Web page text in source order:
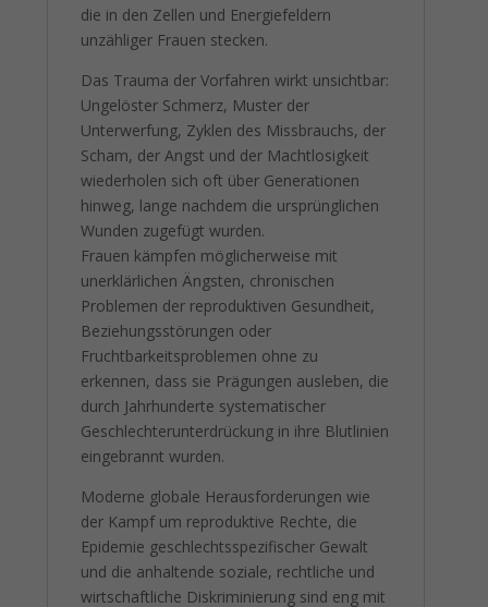
die in den Zellen und Energiefeldern
unzähliger Frauen stecken.
Das Trauma der Vorfahren wirkt unsichtbar:
Ungelöster Schmerz, Muster der
Unterwerfung, Zyklen des Missbrauchs, der
Scham, der Angst und der Machtlosigkeit
wiederholen sich oft über Generationen
hinweg, lange nachdem die ursprünglichen
Wunden zugefügt wurden.
Frauen kämpfen möglicherweise mit
unerklärlichen Ängsten, chronischen
Problemen der reproduktiven Gesundheit,
Beziehungsstörungen oder
Fruchtbarkeitsproblemen ohne zu
erkennen, dass sie Prägungen ausleben, die
durch Jahrhunderte systematischer
Geschlechterunterdrückung in ihre Blutlinien
eingebrannt wurden.
Moderne globale Herausforderungen wie
der Kampf um reproduktive Rechte, die
Epidemie geschlechtsspezifischer Gewalt
und die anhaltende soziale, rechtliche und
wirtschaftliche Diskriminierung sind eng mit